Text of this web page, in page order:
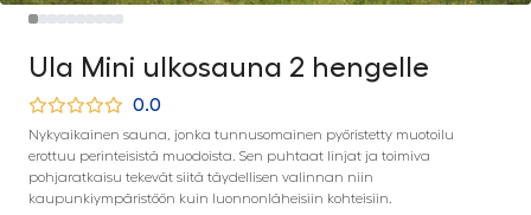
Ula Mini ulkosauna 2 hengelle
0.0
Nykyaikainen sauna, jonka tunnusomainen pyöristetty muotoilu
erottuu perinteisistä muodoista. Sen puhtaat linjat ja toimiva
pohjaratkaisu tekevät siitä täydellisen valinnan niin
kaupunkiympäristöön kuin luonnonläheisiin kohteisiin.